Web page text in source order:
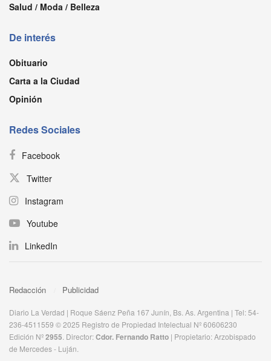
Salud / Moda / Belleza
De interés
Obituario
Carta a la Ciudad
Opinión
Redes Sociales
Facebook
Twitter
Instagram
Youtube
LinkedIn
Redacción Publicidad
Diario La Verdad | Roque Sáenz Peña 167 Junín, Bs. As. Argentina | Tel: 54-
236-4511559 © 2025 Registro de Propiedad Intelectual Nº 60606230
Edición Nº2955 . Director:​Cdor. Fernando Ratto | Propietario:​ Arzobispado
de Mercedes - Luján.